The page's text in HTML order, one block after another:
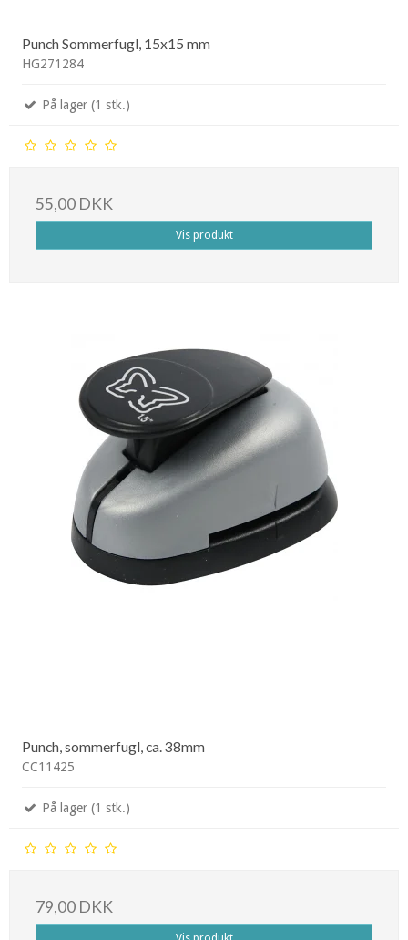
Punch Sommerfugl, 15x15 mm
HG271284
På lager (1 stk.)
55,00 DKK
Vis produkt
Punch, sommerfugl, ca. 38mm
CC11425
På lager (1 stk.)
79,00 DKK